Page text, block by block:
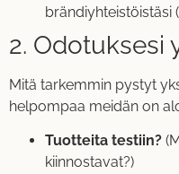
brändiyhteistöistäsi
2. Odotuksesi
Mitä tarkemmin pystyt
helpompaa meidän on
Tuotteita testiin?
kiinnostavat?)